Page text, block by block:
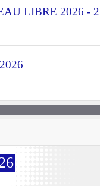
LIBRE 2026 -